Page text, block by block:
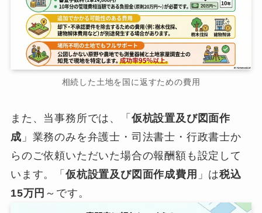
相続した土地を国に返すための費用
また、当事務所では、「 仮杭設置及び図面作
成 」業務のみを弁護士・司法書士・行政書士か
らのご依頼いただいた場合の報酬額も設定して
います。「 仮杭設置及び図面作成費用 」は税込
15万円 ～です。